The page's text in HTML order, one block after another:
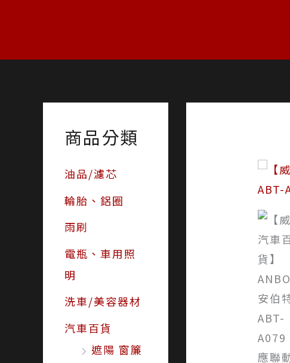
商品分類
油品/濾芯
輪胎、鋁圈
雨刷
電瓶、車用照
明
洗車/美容器材
汽車百貨
遮陽 窗簾